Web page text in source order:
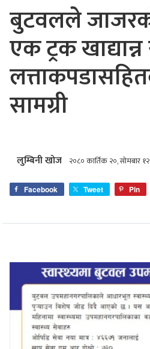
बुटवलले
एक ट्रक
सामग्री
लुम्बिनी खोज २०८० कार्तिक २०, सोमबार
Facebook Tweet Pin